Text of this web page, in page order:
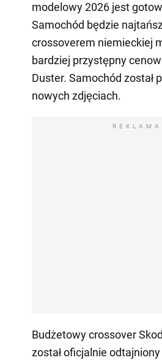
modelowy 2026 jest
Samochód będzie
crossoverem niemieckiej
bardziej przystępny
Duster. Samochód został
nowych zdjęciach.
REKLAMA
Budżetowy crossover
został oficjalnie